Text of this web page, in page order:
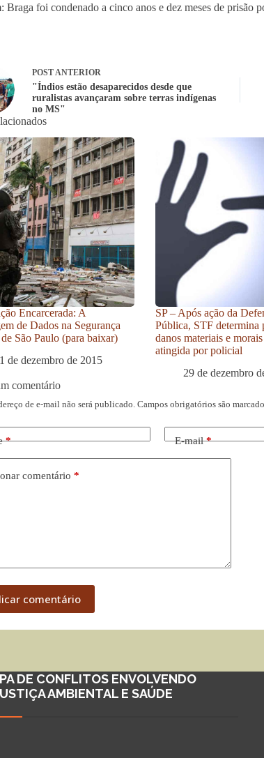
Braga foi condenado a cinco anos e dez meses de
POSTANTERIOR
"Índios estão desaparecidos desde que
ruralistas avançaram sobre terras indígenas
no MS"
Encarcerada: A
de Dados na Segurança
São Paulo (para baixar)
de dezembro de 2015
SP – Após ação da
Pública, STF determina
danos materiais e
atingida por policial
29 de dezembro
comentário
de e-mail não será publicado. Campos obrigatórios são
* E-mail*
comentário *
comentário
DE CONFLITOS ENVOLVENDO
AMBIENTAL E SAÚDE